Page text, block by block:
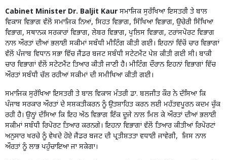
Cabinet Minister Dr. Baljit Kaur ਸਮਾਜਿਕ ਸੁਰੱਖਿਆ ਇਸਤਰੀ ਤੇ ਬਾਲ
ਵਿਕਾਸ ਵਿਭਾਗ ਵੱਲੋਂ ਸਮਾਜਿਕ ਨਿਆਂ, ਸਿਹਤ ਵਿਭਾਗ, ਸਿੱਖਿਆ ਵਿਭਾਗ, ਉਚੇਰੀ ਸਿੱਖਿਆ
ਵਿਭਾਗ, ਸਥਾਨਕ ਸਰਕਾਰਾਂ ਵਿਭਾਗ, ਲੇਬਰ ਵਿਭਾਗ, ਪੁਲਿਸ ਵਿਭਾਗ, ਟਰਾਂਸਪੋਰਟ ਵਿਭਾਗ
ਨਾਲ ਔਰਤਾਂ ਦੀਆਂ ਭਲਾਈ ਸਕੀਮਾਂ ਸਬੰਧੀ ਮੀਟਿੰਗ ਕੀਤੀ ਗਈ। ਇਹਨਾਂ ਵਿੱਚੋਂ ਚਾਰ ਵਿਭਾਗਾਂ
ਵੱਲੋਂ ਪੰਜਾਬ ਵਿਧਾਨ ਸਭਾ ਵਿੱਚ ਜੈਂਡਰ ਬਜਟ ਸਬੰਧੀ ਸਟੇਟਮੈਂਟ ਪੇਸ਼ ਕੀਤੀ ਗਈ ਸੀ। ਬਾਕੀ
ਚਾਰ ਵਿਭਾਗਾਂ ਵੱਲੋਂ ਸਟੇਟਮੈਂਟ ਤਿਆਰ ਕੀਤੀ ਜਾਣੀ ਹੈ। ਮੀਟਿੰਗ ਦੌਰਾਨ ਇਹਨਾਂ ਵਿਭਾਗਾਂ ਵਿੱਚ
ਔਰਤਾਂ ਸਬੰਧੀ ਚੱਲ ਰਹੀਆਂ ਸਕੀਮਾਂ ਦੀ ਸਮੀਖਿਆ ਕੀਤੀ ਗਈ।
ਸਮਾਜਿਕ ਸੁਰੱਖਿਆ ਇਸਤਰੀ ਤੇ ਬਾਲ ਵਿਕਾਸ ਮੰਤਰੀ ਡਾ. ਬਲਜੀਤ ਕੌਰ ਨੇ ਦੱਸਿਆ ਕਿ
ਪੰਜਾਬ ਸਰਕਾਰ ਔਰਤਾਂ ਦੇ ਸਸ਼ਕਤੀਕਰਨ ਨੂੰ ਉਤਸ਼ਾਹਿਤ ਕਰਨ ਲਈ ਮਹੱਤਵਪੂਰਨ ਕਦਮ ਚੁੱਕ
ਰਹੀ ਹੈ। ਉਨ੍ਹਾਂ ਦੱਸਿਆ ਕਿ ਇਹ ਅੱਠ ਵਿਭਾਗ ਇੱਕ ਦੂਜੇ ਨਾਲ ਮਿਲ ਕੇ ਔਰਤਾਂ ਦੀਆਂ ਭਲਾਈ
ਸਕੀਮਾਂ ਸਬੰਧੀ ਰਿਪੋਰਟ ਤਿਆਰ ਕਰਨਗੇ। ਇਹਨਾ ਵਿਭਾਗਾਂ ਵੱਲੋਂ ਤਿਆਰ ਕੀਤੀਆਂ ਰਿਪੋਰਟਾਂ
ਅਨੁਸਾਰ ਖਰਚੇ ਨੂੰ ਵੇਖਦੇ ਹੋਏ ਜੈਂਡਰ ਬਜਟ ਦੀ ਪ੍ਰਤੀਸ਼ਤਤਾ ਵਧਾਈ ਜਾਵੇਗੀ, ਜਿਸ ਨਾਲ
ਔਰਤਾਂ ਨੂੰ ਲਾਭ ਪਹੁੰਚਾਇਆ ਜਾ ਸਕੇਗਾ।